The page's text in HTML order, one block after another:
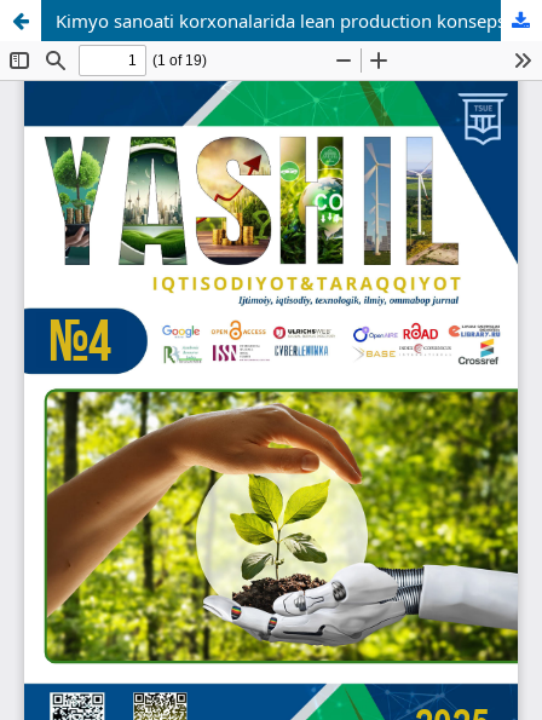
Kimyo sanoati korxonalarida lean production konsepsiyasidan foydalanish istiqbollari